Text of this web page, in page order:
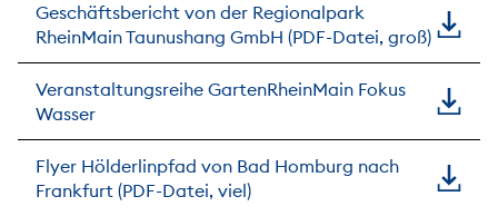
Geschäftsbericht von der Regionalpark
RheinMain Taunushang GmbH (PDF-Datei, groß)
Veranstaltungsreihe GartenRheinMain Fokus
Wasser
Flyer Hölderlinpfad von Bad Homburg nach
Frankfurt (PDF-Datei, viel)